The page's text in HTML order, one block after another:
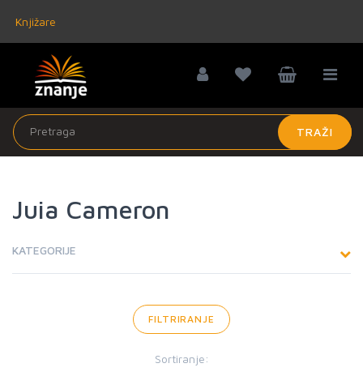
Knjižare
TRAŽI
Juia Cameron
KATEGORIJE
FILTRIRANJE
Sortiranje: